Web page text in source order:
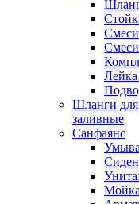
Шланги
заливные
Санфаянс